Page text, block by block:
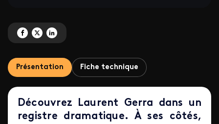
Partagez 'Noir comme neige' sur Facebook
Partagez 'Noir comme neige' sur X
Partagez 'Noir comme neige' sur LinkedIn
Présentation Fiche technique
Découvrez Laurent Gerra dans un
registre dramatique. À ses côtés,